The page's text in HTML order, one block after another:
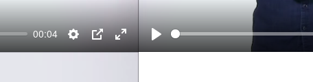
00:04
Settings
PIP Enter
Play